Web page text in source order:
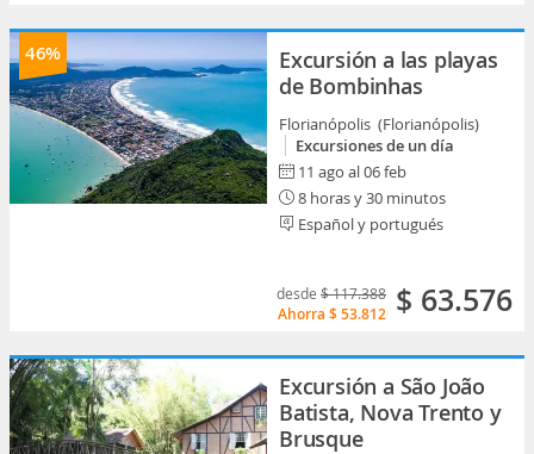
46%
Excursión a las playas
de Bombinhas
Florianópolis (Florianópolis)
Excursiones de un día
11 ago al 06 feb
8 horas y 30 minutos
Español y portugués
desde $ 117.388
Ahorra $ 53.812 $ 63.576
Excursión a São João
Batista, Nova Trento y
Brusque